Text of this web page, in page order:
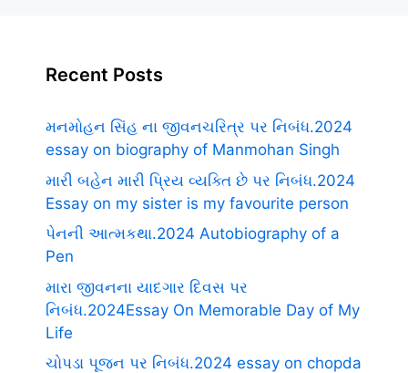
Recent Posts
મનમોહન સિંહ ના જીવનચરિત્ર પર નિબંધ.2024
essay on biography of Manmohan Singh
મારી બહેન મારી પ્રિય વ્યક્તિ છે પર નિબંધ.2024
Essay on my sister is my favourite person
પેનની આત્મકથા.2024 Autobiography of a
Pen
મારા જીવનના યાદગાર દિવસ પર
નિબંધ.2024Essay On Memorable Day of My
Life
ચોપડા પૂજન પર નિબંધ.2024 essay on chopda